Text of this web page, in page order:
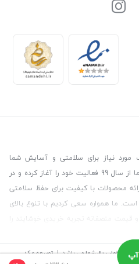
مورد نیاز برای سلامتی و آسایش شما
مشتریات عزیز است. فروشگاه بالیشما از سال 99 فعالیت خود را آغاز کرده و در
محصولات با کیفیت برای حفظ سلامتی
است. ما همواره سعی کردیم با تنوع بالای
قیمت منصفانه تجربه خریدی خوشایند را
کالای خواب بالیشمامی باشد. | توسعه و کد
دیجیتال مارکتینگ سپتا